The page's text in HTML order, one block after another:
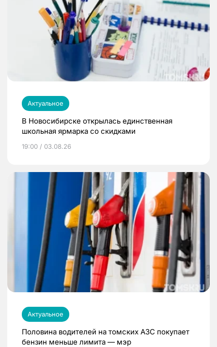
Актуальное
В Новосибирске открылась единственная
школьная ярмарка со скидками
19:00 / 03.08.26
Актуальное
Половина водителей на томских АЗС покупает
бензин меньше лимита — мэр